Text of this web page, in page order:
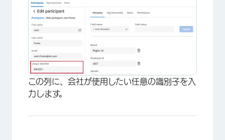
この列に、会社が使用したい任意の識別子を入
力します。